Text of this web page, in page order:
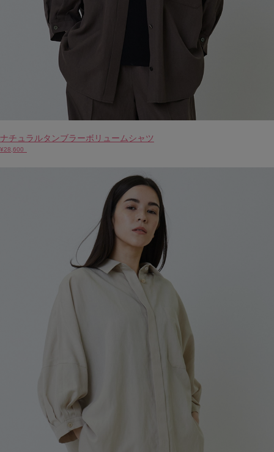
ナチュラルタンブラーボリュームシャツ
¥28,600